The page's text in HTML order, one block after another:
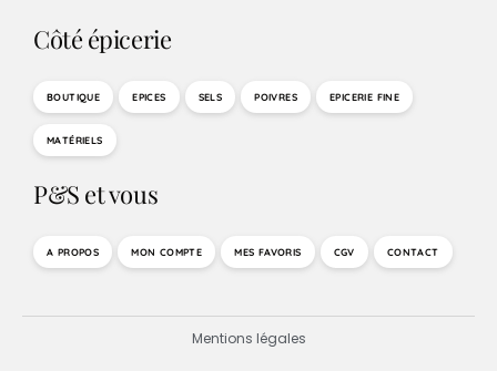
Côté épicerie
BOUTIQUE EPICES SELS POIVRES EPICERIE FINE
MATÉRIELS
P&S et vous
A PROPOS MON COMPTE MES FAVORIS CGV CONTACT
Mentions légales